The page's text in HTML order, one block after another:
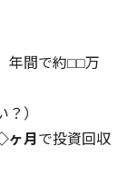
間で約⬜︎⬜︎万
）
月で投資回収